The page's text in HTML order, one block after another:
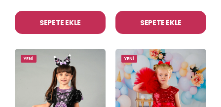
SEPETE EKLE SEPETE EKLE
YENİ YENİ